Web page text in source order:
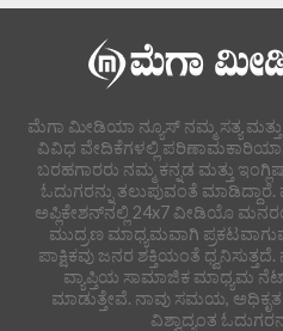
ಮೆಗಾ ಮೀಡಿಯಾ ನ್ಯೂಸ್ ನಮ್ಮ ಸತ್ಯ
ವಿವಿಧ ವೇದಿಕೆಗಳಲ್ಲಿ
ಬರಹಗಾರರು ನಮ್ಮ ಕನ್ನಡ ಮತ್ತು
ಓದುಗರನ್ನು ತಲುಪುವಂತೆ
ಅಪ್ಲಿಕೇಶನ್‌ನಲ್ಲಿ 24x7 ವೀಡಿಯೊ
ಮುದ್ರಣ ಮಾಧ್ಯಮವಾಗಿ
ಪಾಕ್ಷಿಕವು ಜನರ ಶಕ್ತಿಯಂತೆ
ವ್ಯಾಪ್ತಿಯ ಸಾಮಾಜಿಕ ಮಾಧ್ಯಮ
ಮಾಡುತ್ತೇವೆ. ನಾವು ಸಮಯ, ಅಧಿಕೃತ
ವಿಶ್ವಾದ್ಯಂತ